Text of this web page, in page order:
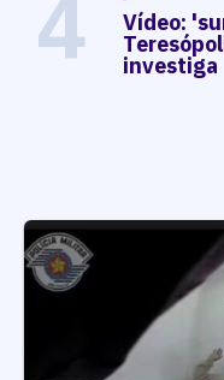
4 Vídeo:
investiga